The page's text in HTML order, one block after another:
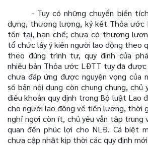
- Tuy có những chuyển biến
dựng, thương lượng, ký kết Thỏa ước
tồn tại, hạn chế; chưa có thương
tổ chức lấy ý kiến người lao động theo
theo đúng trình tự, quy định của
nhiều bản Thỏa ước LĐTT tuy đã
chưa đáp ứng được nguyện vọng của
số bản nội dung còn chung chung, chủ
điều khoản quy định trong Bộ luật Lao
cho người lao động về tiền lương, thời
nghỉ ngơi còn ít, chủ yếu vẫn tập trung
quan đến phúc lợi cho NLĐ. Cá biệt
chưa cập nhật kịp thời các quy định